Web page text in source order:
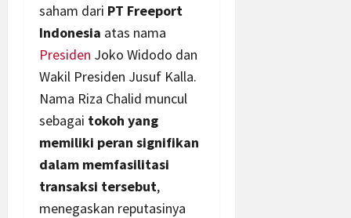
saham dari PT Freeport
Indonesia atas nama
Presiden Joko Widodo dan
Wakil Presiden Jusuf Kalla.
Nama Riza Chalid muncul
sebagai tokoh yang
memiliki peran signifikan
dalam memfasilitasi
transaksi tersebut,
menegaskan reputasinya